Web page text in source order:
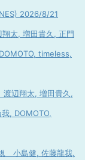
2026/8/21
太, 増田貴久, 正門
timeless,
辺翔太, 増田貴久,
, DOMOTO,
小島健, 佐藤龍我,